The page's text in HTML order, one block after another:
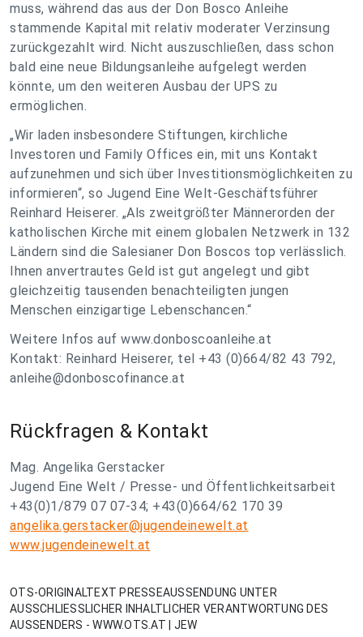
muss, während das aus der Don Bosco Anleihe
stammende Kapital mit relativ moderater Verzinsung
zurückgezahlt wird. Nicht auszuschließen, dass schon
bald eine neue Bildungsanleihe aufgelegt werden
könnte, um den weiteren Ausbau der UPS zu
ermöglichen.
„Wir laden insbesondere Stiftungen, kirchliche
Investoren und Family Offices ein, mit uns Kontakt
aufzunehmen und sich über Investitionsmöglichkeiten zu
informieren“, so Jugend Eine Welt-Geschäftsführer
Reinhard Heiserer. „Als zweitgrößter Männerorden der
katholischen Kirche mit einem globalen Netzwerk in 132
Ländern sind die Salesianer Don Boscos top verlässlich.
Ihnen anvertrautes Geld ist gut angelegt und gibt
gleichzeitig tausenden benachteiligten jungen
Menschen einzigartige Lebenschancen.“
Weitere Infos auf www.donboscoanleihe.at
Kontakt: Reinhard Heiserer, tel +43 (0)664/82 43 792,
anleihe@donboscofinance.at
Rückfragen & Kontakt
Mag. Angelika Gerstacker
Jugend Eine Welt / Presse- und Öffentlichkeitsarbeit
+43(0)1/879 07 07-34; +43(0)664/62 170 39
angelika.gerstacker@jugendeinewelt.at
www.jugendeinewelt.at
OTS-ORIGINALTEXT PRESSEAUSSENDUNG UNTER
AUSSCHLIESSLICHER INHALTLICHER VERANTWORTUNG DES
AUSSENDERS - WWW.OTS.AT | JEW